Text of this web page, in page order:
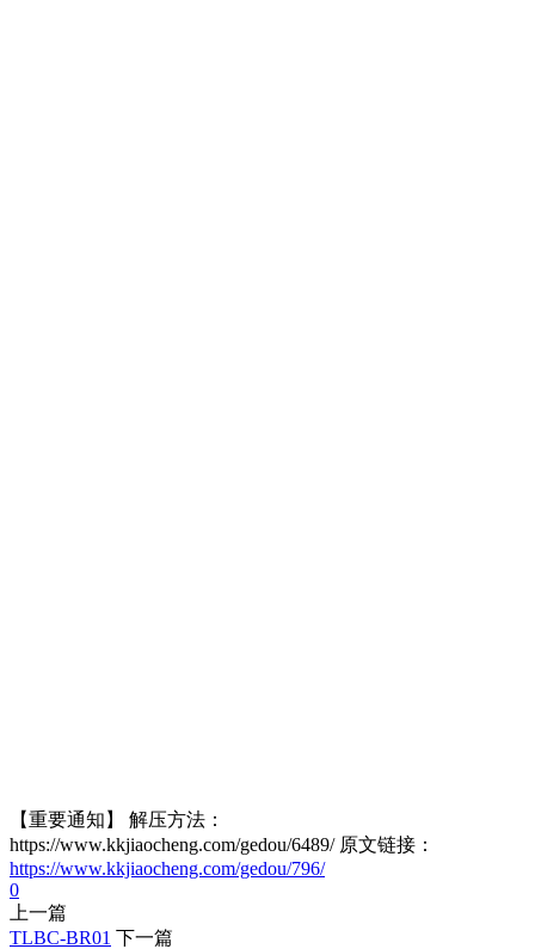
【重要通知】 解压方法：
https://www.kkjiaocheng.com/gedou/6489/ 原文链接：
https://www.kkjiaocheng.com/gedou/796/
0
上一篇
TLBC-BR01 下一篇